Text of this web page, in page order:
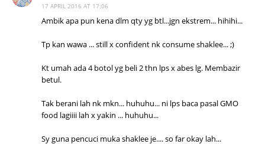
17 APRIL 2016 AT 17:06
Ambik apa pun kena dlm qty yg btl...jgn ekstrem... hihihi...
Tp kan wawa ... still x confident nk consume shaklee... ;)
Kt umah ada 4 botol yg beli 2 thn lps x abes lg. Membazir
betul.
Tak berani lah nk mkn... huhuhu... ni lps baca pasal GMO
food lagiiii lah x yakin ... huhuhu...
Sy guna pencuci muka shaklee je.... so far okay lah...